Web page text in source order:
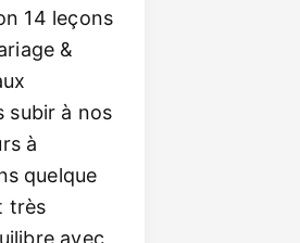
14 leçons
&
subir à nos
à
quelque
très
avec